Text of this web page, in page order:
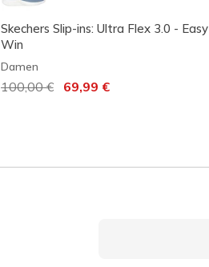
Skechers Slip-ins: Ultra Flex 3.0 - Easy
Win
Damen
Reduziert von
100,00 €auf69,99 €